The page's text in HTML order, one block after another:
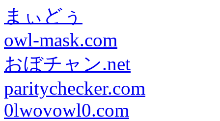
まぃどぅ
owl-mask.com
おぼチャン.net
paritychecker.com
0lwovowl0.com